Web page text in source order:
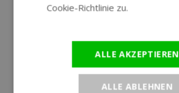
Cookie-Richtlinie zu.
ALLE AKZEPTIEREN
ALLE ABLEHNEN